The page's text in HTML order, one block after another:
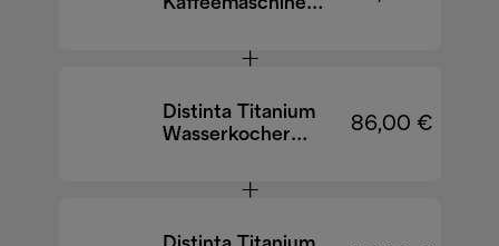
Kaffeemaschine
ECAM450.86.T
Distinta Titanium
Wasserkocher
86,00 €